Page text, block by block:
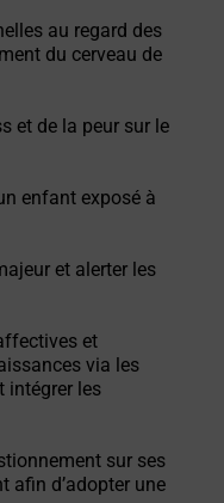
au regard des
du cerveau de
et de la peur sur le
enfant exposé à
et alerter les
et
via les
intégrer les
sur ses
afin d’adopter une